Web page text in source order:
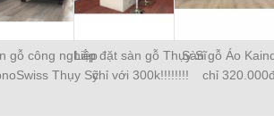
gỗ công nghiệp
Thụy Sỹ
Lắp đặt sàn gỗ Thụy Sĩ
chỉ với 300k!!!!!!!!
Sàn gỗ Áo
chỉ